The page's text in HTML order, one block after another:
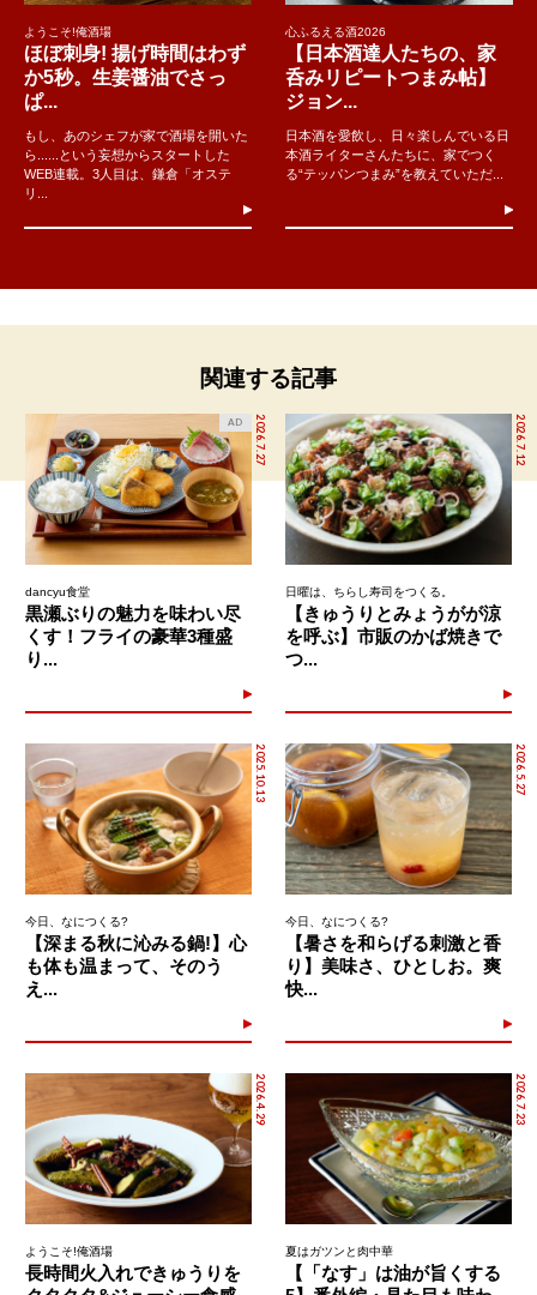
ようこそ!俺酒場
ほぼ刺身! 揚げ時間はわず
か5秒。生姜醤油でさっ
ぱ...
もし、あのシェフが家で酒場を開いた
ら......という妄想からスタートした
WEB連載。3人目は、鎌倉「オステ
リ...
心ふるえる酒2026
【日本酒達人たちの、家
呑みリピートつまみ帖】
ジョン...
日本酒を愛飲し、日々楽しんでいる日
本酒ライターさんたちに、家でつく
る“テッパンつまみ”を教えていただ...
関連する記事
2026.7.27
AD
dancyu食堂
黒瀬ぶりの魅力を味わい尽
くす！フライの豪華3種盛
り...
2026.7.12
日曜は、ちらし寿司をつくる。
【きゅうりとみょうがが涼
を呼ぶ】市販のかば焼きで
つ...
2025.10.13
今日、なにつくる?
【深まる秋に沁みる鍋!】心
も体も温まって、そのう
え...
2026.5.27
今日、なにつくる?
【暑さを和らげる刺激と香
り】美味さ、ひとしお。爽
快...
2026.4.29
ようこそ!俺酒場
長時間火入れできゅうりを
2026.7.23
夏はガツンと肉中華
【「なす」は油が旨くする